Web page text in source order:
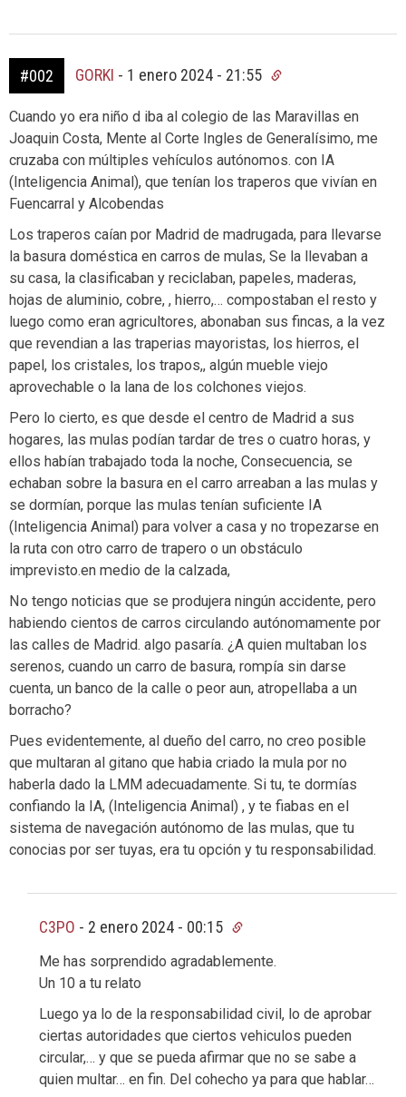
#002 GORKI - 1 enero 2024 - 21:55
Cuando yo era niño d iba al colegio de las Maravillas en
Joaquin Costa, Mente al Corte Ingles de Generalísimo, me
cruzaba con múltiples vehículos autónomos. con IA
(Inteligencia Animal), que tenían los traperos que vivían en
Fuencarral y Alcobendas
Los traperos caían por Madrid de madrugada, para llevarse
la basura doméstica en carros de mulas, Se la llevaban a
su casa, la clasificaban y reciclaban, papeles, maderas,
hojas de aluminio, cobre, , hierro,… compostaban el resto y
luego como eran agricultores, abonaban sus fincas, a la vez
que revendian a las traperias mayoristas, los hierros, el
papel, los cristales, los trapos,, algún mueble viejo
aprovechable o la lana de los colchones viejos.
Pero lo cierto, es que desde el centro de Madrid a sus
hogares, las mulas podían tardar de tres o cuatro horas, y
ellos habían trabajado toda la noche, Consecuencia, se
echaban sobre la basura en el carro arreaban a las mulas y
se dormían, porque las mulas tenían suficiente IA
(Inteligencia Animal) para volver a casa y no tropezarse en
la ruta con otro carro de trapero o un obstáculo
imprevisto.en medio de la calzada,
No tengo noticias que se produjera ningún accidente, pero
habiendo cientos de carros circulando autónomamente por
las calles de Madrid. algo pasaría. ¿A quien multaban los
serenos, cuando un carro de basura, rompía sin darse
cuenta, un banco de la calle o peor aun, atropellaba a un
borracho?
Pues evidentemente, al dueño del carro, no creo posible
que multaran al gitano que habia criado la mula por no
haberla dado la LMM adecuadamente. Si tu, te dormías
confiando la IA, (Inteligencia Animal) , y te fiabas en el
sistema de navegación autónomo de las mulas, que tu
conocias por ser tuyas, era tu opción y tu responsabilidad.
C3PO - 2 enero 2024 - 00:15
Me has sorprendido agradablemente.
Un 10 a tu relato
Luego ya lo de la responsabilidad civil, lo de aprobar
ciertas autoridades que ciertos vehiculos pueden
circular,… y que se pueda afirmar que no se sabe a
quien multar… en fin. Del cohecho ya para que hablar…